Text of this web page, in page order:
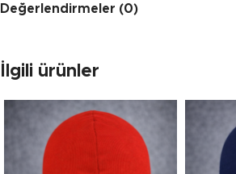
Değerlendirmeler (0)
İlgili ürünler